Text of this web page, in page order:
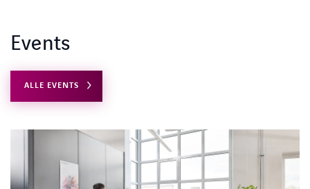
Events
ALLE EVENTS